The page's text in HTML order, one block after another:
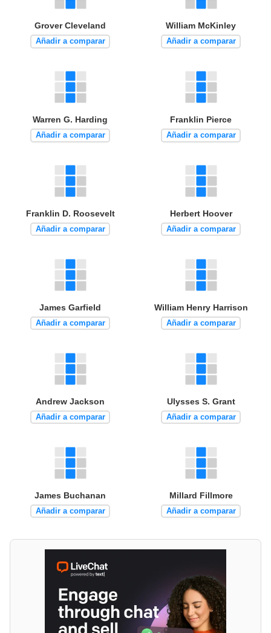
Grover Cleveland
Añadir a comparar
William McKinley
Añadir a comparar
Warren G. Harding
Añadir a comparar
Franklin Pierce
Añadir a comparar
Franklin D. Roosevelt
Añadir a comparar
Herbert Hoover
Añadir a comparar
James Garfield
Añadir a comparar
William Henry Harrison
Añadir a comparar
Andrew Jackson
Añadir a comparar
Ulysses S. Grant
Añadir a comparar
James Buchanan
Añadir a comparar
Millard Fillmore
Añadir a comparar